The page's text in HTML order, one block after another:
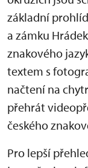
základní
a zámku
znakového
textem s
načtení na
přehrát
českého
Pro lepší